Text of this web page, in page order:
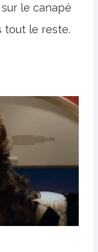
le canapé
tout le reste.